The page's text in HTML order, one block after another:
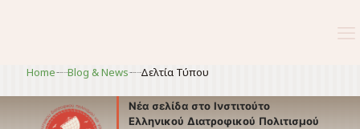
Home Blog & News Δελτία Τύπου
Νέα σελίδα στο Ινστιτούτο
Ελληνικού Διατροφικού Πολιτισμού